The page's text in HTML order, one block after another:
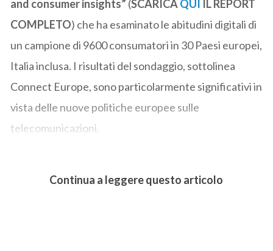
and consumer insights” (SCARICAQUI IL REPORT
COMPLETO) che ha esaminato le abitudini digitali di
un campione di 9600 consumatori in 30 Paesi europei,
Italia inclusa. I risultati del sondaggio, sottolinea
Connect Europe, sono particolarmente significativi in
vista delle nuove politiche europee sulle
telecomunicazioni.
Continua a leggere questo articolo